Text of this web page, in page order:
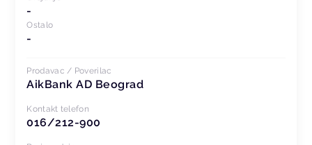
-
Ostalo
-
Prodavac / Poverilac
AikBank AD Beograd
Kontakt telefon
016/212-900